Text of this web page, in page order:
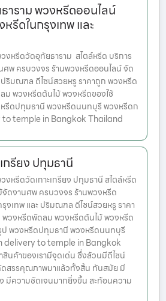
าราม พวงหรีดออนไลน์
รีดในกรุงเทพ และ
หรีดวัดอุทัยธาราม สไตล์หรีด บริการ
พ ครบวงจร ร้านพวงหรีดออนไลน์ จัด
ปริมณฑล ดีไซน์สวยหรู ราคาถูก พวงหรีด
ม พวงหรีดต้นไม้ พวงหรีดของใช้
รีดปทุมธานี พวงหรีดนนทบุรี พวงหรีดก
temple in Bangkok Thailand
กรียง ปทุมธานี
หรีดวัดเกาะเกรียง ปทุมธานี สไตล์หรีด
ดงานศพ ครบวงจร ร้านพวงหรีด
งเทพ และ ปริมณฑล ดีไซน์สวยหรู ราคา
วงหรีดพัดลม พวงหรีดต้นไม้ พวงหรีด
ป พวงหรีดปทุมธานี พวงหรีดนนทบุรี
to temple in Bangkok
สินค้าของเรามีจุดเด่น ซึ่งล้วนมีดีไซน์
ดสรรคุณภาพมาแล้วทั้งสิ้น ทันสมัย มี
มีความชัดเจนมากยิ่งขึ้น สะท้อนความ